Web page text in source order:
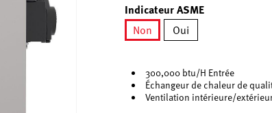
Indicateur ASME
Non
Oui
300,000 btu/H Entrée
Échangeur de chaleur de
Ventilation intérieure/